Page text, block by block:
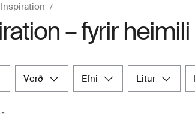
Inspiration
– fyrir heimili
verð efni litur